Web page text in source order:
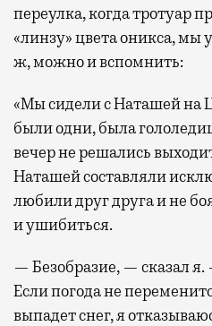
переулка, когда тротуар
«линзу» цвета оникса, мы
ж, можно и вспомнить:
«Мы сидели с Наташей на
были одни, была
вечер не решались
Наташей составляли
любили друг друга и не
и ушибиться.
— Безобразие, — сказал
Если погода не
выпадет снег, я